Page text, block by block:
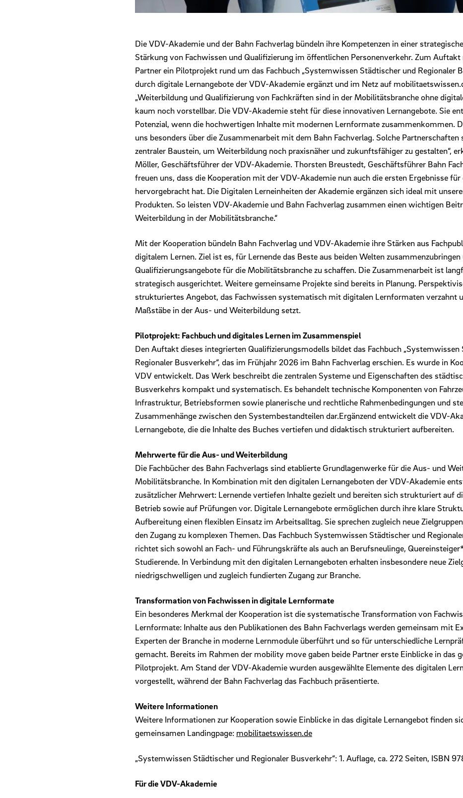
Die VDV-Akademie und der Bahn Fachverlag bündeln ihre Kompetenzen in einer
Stärkung von Fachwissen und Qualifizierung im öffentlichen Personenverkehr. Zum Auftakt
Partner ein Pilotprojekt rund um das Fachbuch „Systemwissen Städtischer und Regionaler
durch digitale Lernangebote der VDV-Akademie ergänzt und im Netz auf
„Weiterbildung und Qualifizierung von Fachkräften sind in der Mobilitätsbranche ohne
kaum noch vorstellbar. Die VDV-Akademie steht für diese innovativen Lernangebote. Sie
Potenzial, wenn die hochwertigen Inhalte mit modernen Lernformate zusammenkommen.
uns besonders über die Zusammenarbeit mit dem Bahn Fachverlag. Solche Partnerschaften
zentraler Baustein, um Weiterbildung noch praxisnäher und zukunftsfähiger zu gestalten“,
Möller, Geschäftsführer der VDV-Akademie. Thorsten Breustedt, Geschäftsführer Bahn
freuen uns, dass die Kooperation mit der VDV-Akademie nun auch die ersten Ergebnisse
hervorgebracht hat. Die Digitalen Lerneinheiten der Akademie ergänzen sich ideal mit
Produkten. So leisten VDV-Akademie und Bahn Fachverlag zusammen einen wichtigen
Weiterbildung in der Mobilitätsbranche.“
Mit der Kooperation bündeln Bahn Fachverlag und VDV-Akademie ihre Stärken aus
digitalem Lernen. Ziel ist es, für Lernende das Beste aus beiden Welten
Qualifizierungsangebote für die Mobilitätsbranche zu schaffen. Die Zusammenarbeit ist
strategisch ausgerichtet. Weitere gemeinsame Projekte sind bereits in Planung.
strukturiertes Angebot, das Fachwissen systematisch mit digitalen Lernformaten verzahnt
Maßstäbe in der Aus- und Weiterbildung setzt.
Pilotprojekt: Fachbuch und digitales Lernen im Zusammenspiel
Den Auftakt dieses integrierten Qualifizierungsmodells bildet das Fachbuch „Systemwissen
Regionaler Busverkehr“, das im Frühjahr 2026 im Bahn Fachverlag erschien. Es wurde in
VDV entwickelt. Das Werk beschreibt die zentralen Systeme und Eigenschaften des
Busverkehrs kompakt und systematisch. Es behandelt technische Komponenten von
Infrastruktur, Betriebsformen sowie planerische und rechtliche Rahmenbedingungen und
Zusammenhänge zwischen den Systembestandteilen dar.Ergänzend entwickelt die VDV-
Lernangebote, die die Inhalte des Buches vertiefen und didaktisch strukturiert aufbereiten.
Mehrwerte für die Aus- und Weiterbildung
Die Fachbücher des Bahn Fachverlags sind etablierte Grundlagenwerke für die Aus- und
Mobilitätsbranche. In Kombination mit den digitalen Lernangeboten der VDV-Akademie
zusätzlicher Mehrwert: Lernende vertiefen Inhalte gezielt und bereiten sich strukturiert auf
Betrieb sowie auf Prüfungen vor. Digitale Lernangebote ermöglichen durch ihre klare
Aufbereitung einen flexiblen Einsatz im Arbeitsalltag. Sie sprechen zugleich neue
den Zugang zu komplexen Themen. Das Fachbuch Systemwissen Städtischer und
richtet sich sowohl an Fach- und Führungskräfte als auch an Berufsneulinge,
Studierende. In Verbindung mit den digitalen Lernangeboten erhalten insbesondere neue
niedrigschwelligen und zugleich fundierten Zugang zur Branche.
Transformation von Fachwissen in digitale Lernformate
Ein besonderes Merkmal der Kooperation ist die systematische Transformation von
Lernformate: Inhalte aus den Publikationen des Bahn Fachverlags werden gemeinsam mit
Experten der Branche in moderne Lernmodule überführt und so für unterschiedliche
gemacht. Bereits im Rahmen der mobility move gaben beide Partner erste Einblicke in das
Pilotprojekt. Am Stand der VDV-Akademie wurden ausgewählte Elemente des digitalen
vorgestellt, während der Bahn Fachverlag das Fachbuch präsentierte.
Weitere Informationen
Weitere Informationen zur Kooperation sowie Einblicke in das digitale Lernangebot finden
gemeinsamen Landingpage: mobilitaetswissen.de
„Systemwissen Städtischer und Regionaler Busverkehr“: 1. Auflage, ca. 272 Seiten, ISBN
Für die VDV-Akademie